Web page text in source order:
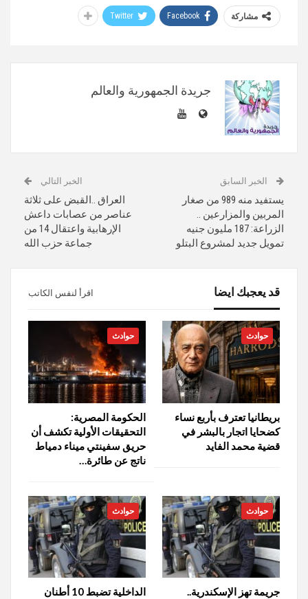
مشاركة Facebook
Twitter
جريدة الجمهورية والعالم
الخبر السابق
يستفيد منه 989 من صغار
المربين والمزارعين ..
الزراعة: 187 مليون جنيه
تمويل جديد لمشروع البتلو
الخبر التالي
العراق ..القبض على ثلاثة
عناصر من عصابات داعش
الإرهابية واعتقال 14 من
جماعة حزب الله
قد يعجبك ايضا اقرأ لنفس الكاتب
حوادث
بريطانيا تعترف بأربع نساء
كضحايا اتجار بالبشر في
قضية محمد الفايد
حوادث
الحكومة المصرية:
التحقيقات الأولية تكشف أن
حريق سفينتي ميناء دمياط
ناتج عن طائرة…
حوادث
جريمة تهز الإسكندرية..
حوادث
الداخلية تضبط 10 أطنان